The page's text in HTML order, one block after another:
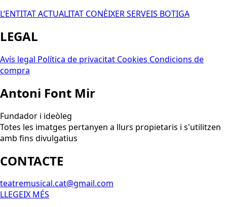
L’ENTITATACTUALITAT CONÈIXERSERVEIS BOTIGA
LEGAL
Avís legal Política de privacitat Cookies Condicions de
compra
Antoni Font Mir
Fundador i ideòleg
Totes les imatges pertanyen a llurs propietaris i s'utilitzen
amb fins divulgatius
CONTACTE
teatremusical.cat@gmail.com
LLEGEIX MÉS